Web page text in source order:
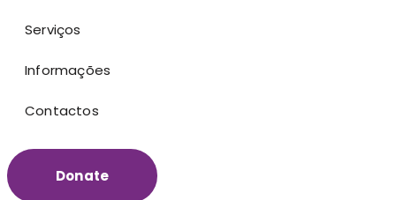
Serviços
Informações
Contactos
Donate